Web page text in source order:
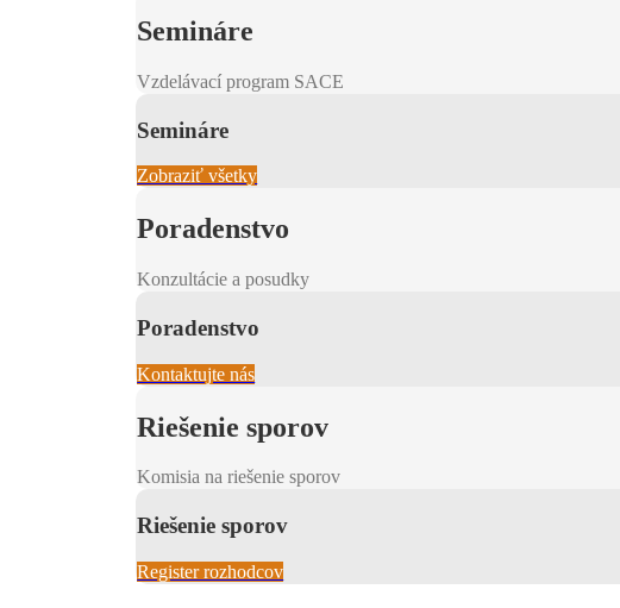
Semináre
Vzdelávací program SACE
Semináre
Zobraziť všetky
Poradenstvo
Konzultácie a posudky
Poradenstvo
Kontaktujte nás
Riešenie sporov
Komisia na riešenie sporov
Riešenie sporov
Register rozhodcov